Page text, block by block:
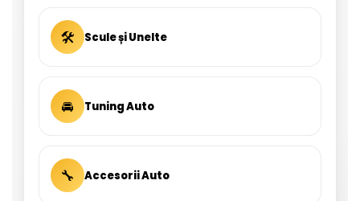
🛠 Scule și Unelte
🚘 Tuning Auto
🔧 Accesorii Auto